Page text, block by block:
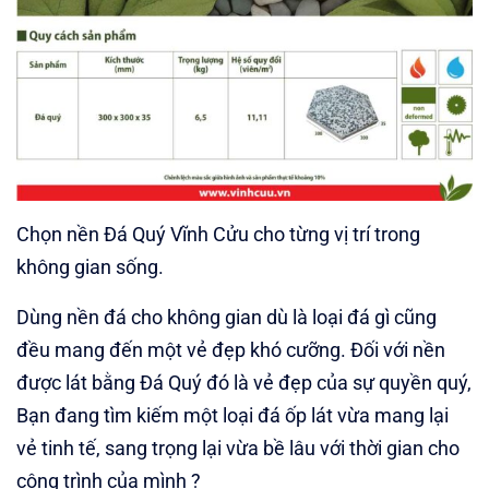
Chọn nền Đá Quý Vĩnh Cửu cho từng vị trí trong
không gian sống.
Dùng nền đá cho không gian dù là loại đá gì cũng
đều mang đến một vẻ đẹp khó cưỡng. Đối với nền
được lát bằng Đá Quý đó là vẻ đẹp của sự quyền quý,
Bạn đang tìm kiếm một loại đá ốp lát vừa mang lại
vẻ tinh tế, sang trọng lại vừa bề lâu với thời gian cho
công trình của mình ?